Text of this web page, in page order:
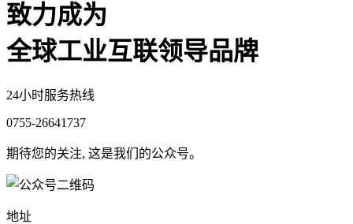
致力成为
全球工业互联领导品牌
24小时服务热线
0755-26641737
期待您的关注, 这是我们的公众号。
地址